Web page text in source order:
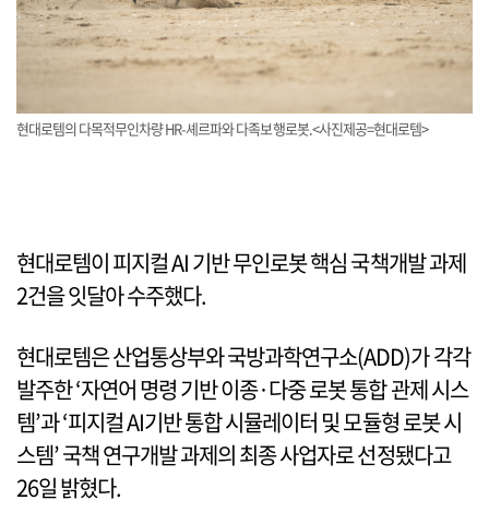
현대로템의 다목적무인차량 HR-셰르파와 다족보행로봇.<사진제공=현대로템>
현대로템이 피지컬 AI 기반 무인로봇 핵심 국책개발 과제
2건을 잇달아 수주했다.
현대로템은 산업통상부와 국방과학연구소(ADD)가 각각
발주한 ‘자연어 명령 기반 이종·다중 로봇 통합 관제 시스
템’과 ‘피지컬 AI기반 통합 시뮬레이터 및 모듈형 로봇 시
스템’ 국책 연구개발 과제의 최종 사업자로 선정됐다고
26일 밝혔다.